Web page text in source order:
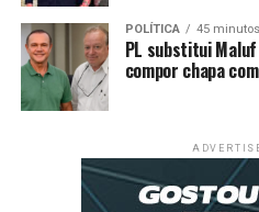
Na pecuária bovina, a
provocar redução na
retenção de fêmeas e
aumentos nos preços da
pecuária (50,1%) – deve
seu faturamento, conforme o
POLÍTICA 45
PL substitui
compor chapa